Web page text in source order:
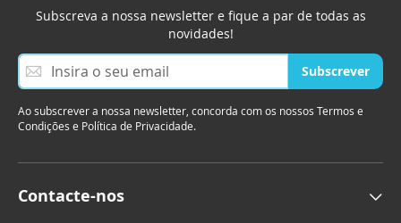
Contacte-nos
Subscreva a nossa newsletter e fique a par de todas as
novidades!
u
s
c
e
Subscrever
Ao subscrever a nossa newsletter, concorda com os nossos Termos e
Condições e Política de Privacidade.